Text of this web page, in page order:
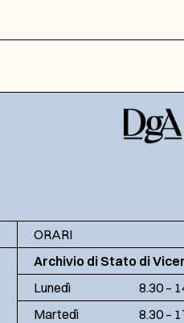
ORARI
Archivio di Stato di
Lunedì
8.30 –
Martedì
8.30 –